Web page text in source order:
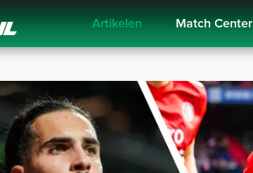
Artikelen Match Center